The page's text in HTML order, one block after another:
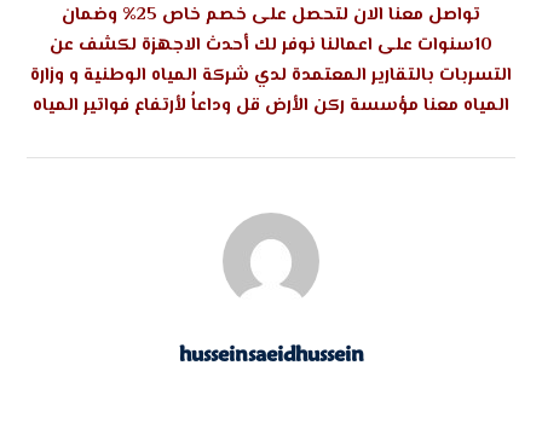
تواصل معنا الان لتحصل على خصم خاص 25% وضمان
10سنوات على اعمالنا نوفر لك أحدث الاجهزة لكشف عن
التسربات بالتقارير المعتمدة لدي شركة المياه الوطنية و وزارة
المياه معنا مؤسسة ركن الأرض قل وداعاُ لأرتفاع فواتير المياه
husseinsaeidhussein